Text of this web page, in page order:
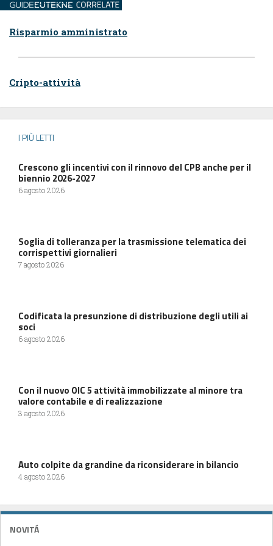
Risparmio amministrato
Cripto-attività
I PIÙ LETTI
Crescono gli incentivi con il rinnovo del CPB anche per il
biennio 2026-2027
6 agosto 2026
Soglia di tolleranza per la trasmissione telematica dei
corrispettivi giornalieri
7 agosto 2026
Codificata la presunzione di distribuzione degli utili ai
soci
6 agosto 2026
Con il nuovo OIC 5 attività immobilizzate al minore tra
valore contabile e di realizzazione
3 agosto 2026
Auto colpite da grandine da riconsiderare in bilancio
4 agosto 2026
NOVITÁ